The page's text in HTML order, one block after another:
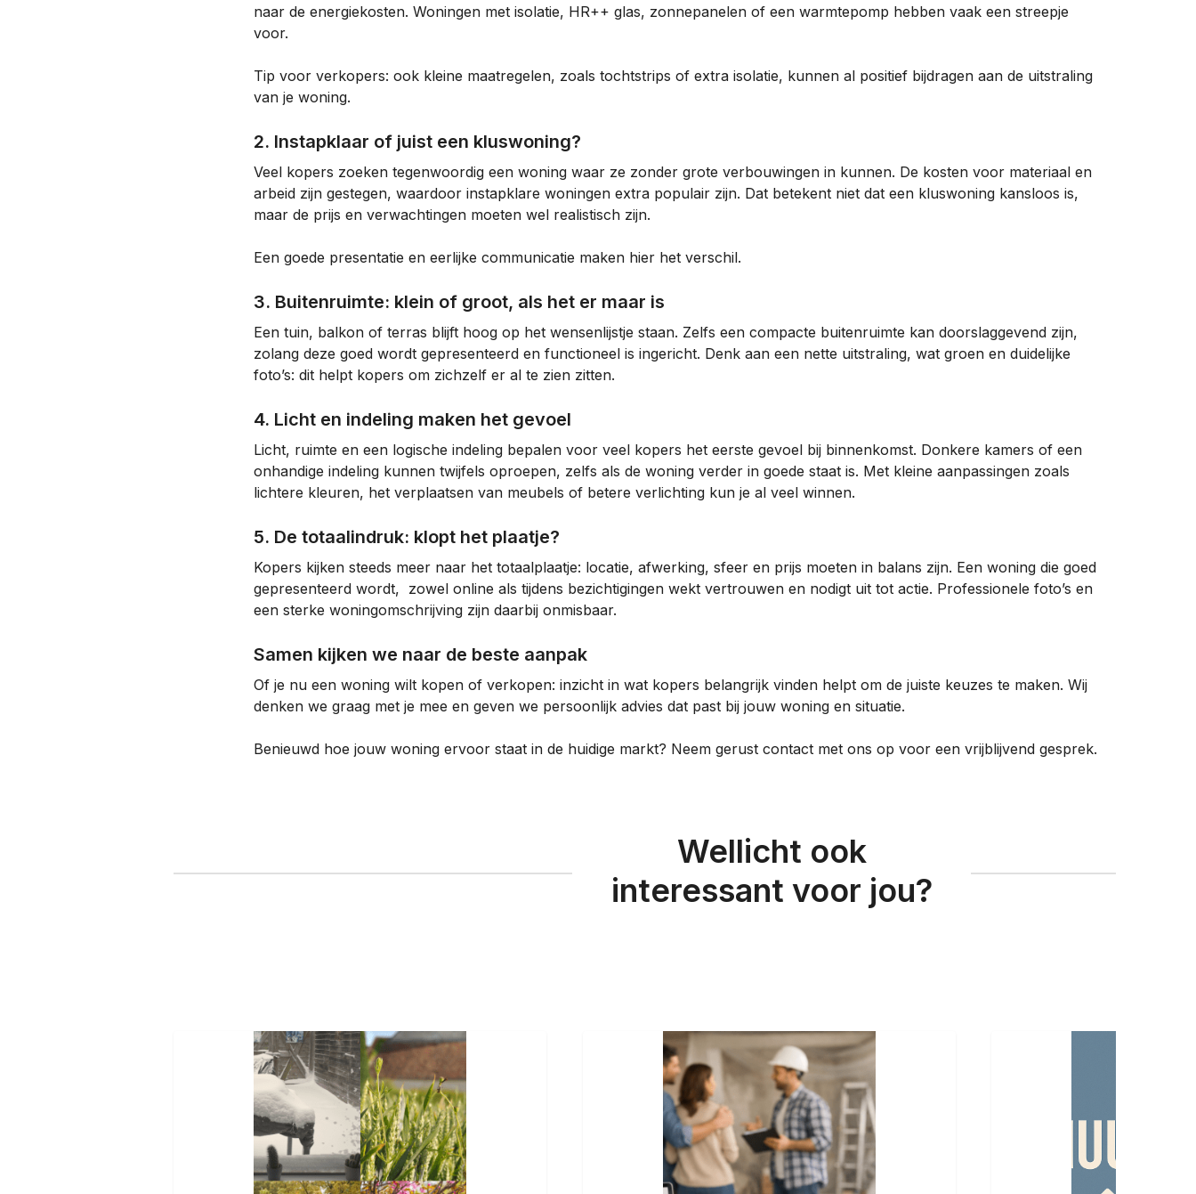
naar de energiekosten. Woningen met isolatie, HR++ glas, zonnepanelen of een warmtepomp hebben vaak een streepje
voor.
Tip voor verkopers: ook kleine maatregelen, zoals tochtstrips of extra isolatie, kunnen al positief bijdragen aan de uitstraling
van je woning.
2. Instapklaar of juist een kluswoning?
Veel kopers zoeken tegenwoordig een woning waar ze zonder grote verbouwingen in kunnen. De kosten voor materiaal en
arbeid zijn gestegen, waardoor instapklare woningen extra populair zijn. Dat betekent niet dat een kluswoning kansloos is,
maar de prijs en verwachtingen moeten wel realistisch zijn.
Een goede presentatie en eerlijke communicatie maken hier het verschil.
3. Buitenruimte: klein of groot, als het er maar is
Een tuin, balkon of terras blijft hoog op het wensenlijstje staan. Zelfs een compacte buitenruimte kan doorslaggevend zijn,
zolang deze goed wordt gepresenteerd en functioneel is ingericht. Denk aan een nette uitstraling, wat groen en duidelijke
foto’s: dit helpt kopers om zichzelf er al te zien zitten.
4. Licht en indeling maken het gevoel
Licht, ruimte en een logische indeling bepalen voor veel kopers het eerste gevoel bij binnenkomst. Donkere kamers of een
onhandige indeling kunnen twijfels oproepen, zelfs als de woning verder in goede staat is. Met kleine aanpassingen zoals
lichtere kleuren, het verplaatsen van meubels of betere verlichting kun je al veel winnen.
5. De totaalindruk: klopt het plaatje?
Kopers kijken steeds meer naar het totaalplaatje: locatie, afwerking, sfeer en prijs moeten in balans zijn. Een woning die goed
gepresenteerd wordt, zowel online als tijdens bezichtigingen wekt vertrouwen en nodigt uit tot actie. Professionele foto’s en
een sterke woningomschrijving zijn daarbij onmisbaar.
Samen kijken we naar de beste aanpak
Of je nu een woning wilt kopen of verkopen: inzicht in wat kopers belangrijk vinden helpt om de juiste keuzes te maken. Wij
denken we graag met je mee en geven we persoonlijk advies dat past bij jouw woning en situatie.
Benieuwd hoe jouw woning ervoor staat in de huidige markt? Neem gerust contact met ons op voor een vrijblijvend gesprek.
Wellicht ook
interessant voor jou?